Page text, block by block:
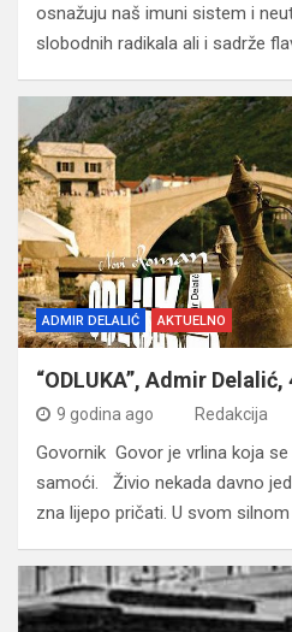
osnažuju naš imuni sistem i
slobodnih radikala ali i sadrže
ADMIR DELALIĆ AKTUELNO
“ODLUKA”, Admir Delalić,
9 godina ago Redakcija
Govornik Govor je vrlina koja
samoći. Živio nekada davno
zna lijepo pričati. U svom